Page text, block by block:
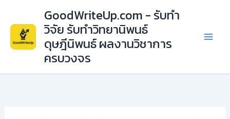
content
GoodWriteUp.com - รับทำ
วิจัย รับทำวิทยานิพนธ์
ดุษฎีนิพนธ์ ผลงานวิชาการ
ครบวงจร